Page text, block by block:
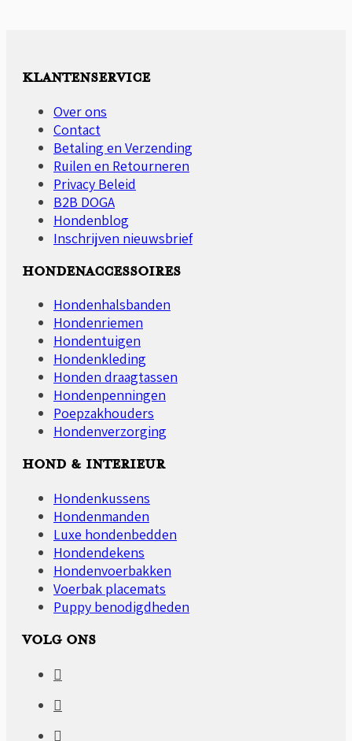
optie
kan
op
de
productpagina
KLANTENSERVICE
Over ons
Contact
Betaling en Verzending
Ruilen en Retourneren
Privacy Beleid
B2B DOGA
Hondenblog
Inschrijven nieuwsbrief
HONDENACCESSOIRES
Hondenhalsbanden
Hondenriemen
Hondentuigen
Hondenkleding
Honden draagtassen
Hondenpenningen
Poepzakhouders
Hondenverzorging
HOND & INTERIEUR
Hondenkussens
Hondenmanden
Luxe hondenbedden
Hondendekens
Hondenvoerbakken
Voerbak placemats
Puppy benodigdheden
VOLG ONS